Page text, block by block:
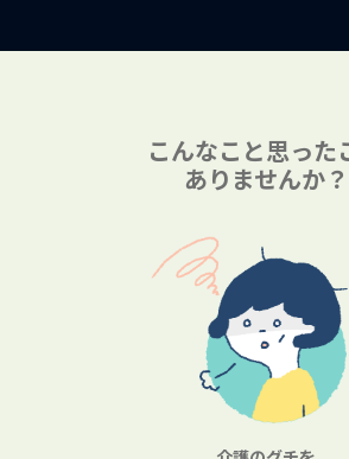
こんなこと思った
ありませんか？